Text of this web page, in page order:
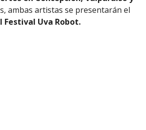
ambas artistas se presentarán el
Festival Uva Robot.